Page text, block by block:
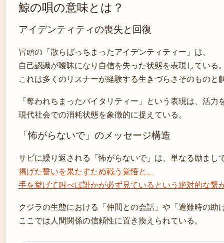
鯨の唄の意味とは？
アイデンティティの喪失と回復
冒頭の「散らばっちまったアイデンティティー」は、
自己認識が曖昧になり自信を失った状態を表現している
これは多くのリスナーが経験する生きづらさそのものと
「奪われちまったバイタリティー」という表現は、活力
現代社会での消耗状態を象徴的に捉えている。
「怖がらないで」のメッセージ構造
サビに繰り返される「怖がらないで」は、単なる励まし
掲げた誓いを果たすため戦う覚悟と、
手を挙げて叫べば誰かが必ず見ているという絶対的な繋
クジラの生態における「仲間との会話」や「遭難時の助
ここでは人間関係の信頼性に置き換えられている。